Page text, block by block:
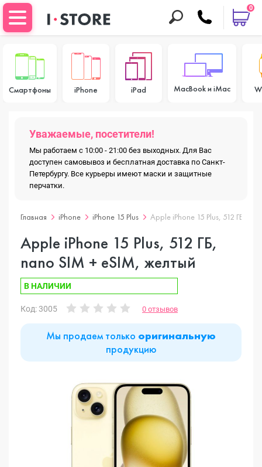
0
Смартфоны iPhone iPad MacBook и iMac
Уважаемые, посетители!
Мы работаем с 10:00 - 21:00 без выходных. Для Вас
доступен самовывоз и бесплатная доставка по Санкт-
Петербургу. Все курьеры имеют маски и защитные
перчатки.
Главная iPhone iPhone 15 Plus Apple iPhone 15 Plus, 512 ГБ,
Apple iPhone 15 Plus, 512 ГБ,
nano SIM + eSIM, желтый
В НАЛИЧИИ
Код: 3005 0 отзывов
Мы продаем только оригинальную
продукцию